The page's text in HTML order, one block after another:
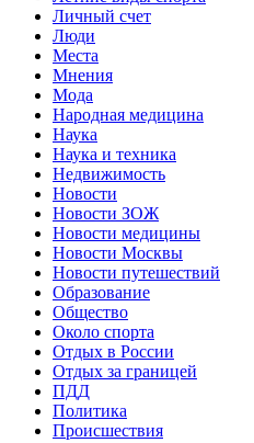
Личный счет
Люди
Места
Мнения
Мода
Народная медицина
Наука
Наука и техника
Недвижимость
Новости
Новости ЗОЖ
Новости медицины
Новости Москвы
Новости путешествий
Образование
Общество
Около спорта
Отдых в России
Отдых за границей
ПДД
Политика
Происшествия